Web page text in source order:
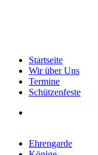
Startseite
Wir über Uns
Termine
Schützenfeste
Ehrengarde